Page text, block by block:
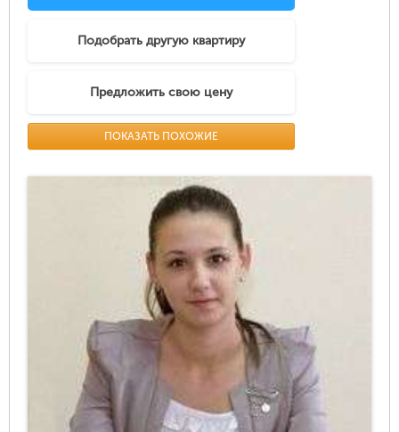
Подобрать другую квартиру
Предложить свою цену
ПОКАЗАТЬ ПОХОЖИЕ